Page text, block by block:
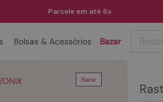
Parcele em até 6x
Bolsas & Acessórios Bazar
Bazar
TERMOS MAIS